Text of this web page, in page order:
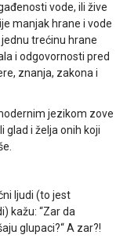
vode, ili žive
manjak hrane i vode
trećinu hrane
i odgovornosti pred
znanja, zakona i
jezikom zove
glad i želja onih koji
ljudi (to jest
kažu: “Zar da
glupaci?“ A zar?!